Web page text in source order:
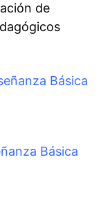
de
Básica
Básica